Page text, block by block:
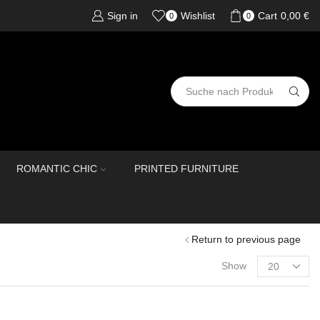
Sign in 0 Wishlist 0 Cart 0,00 €
ROMANTIC CHIC PRINTED FURNITURE
Return to previous page
Show